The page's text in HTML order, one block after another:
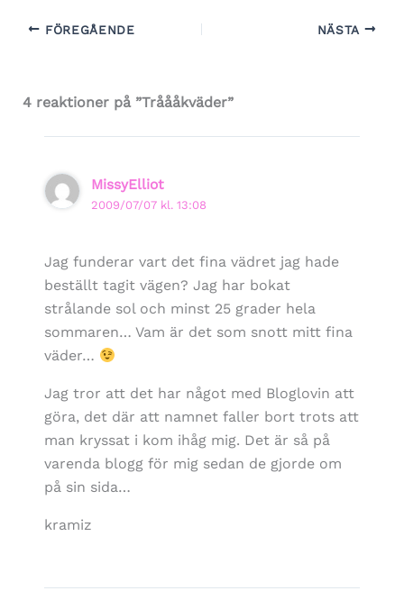
FÖREGÅENDE NÄSTA
4 reaktioner på ”Tråååkväder”
MissyElliot
2009/07/07 kl. 13:08
Jag funderar vart det fina vädret jag hade
beställt tagit vägen? Jag har bokat
strålande sol och minst 25 grader hela
sommaren… Vam är det som snott mitt fina
väder…
Jag tror att det har något med Bloglovin att
göra, det där att namnet faller bort trots att
man kryssat i kom ihåg mig. Det är så på
varenda blogg för mig sedan de gjorde om
på sin sida…
kramiz